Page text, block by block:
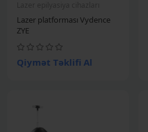
Lazer platforması Vydence
ZYE
Qiymət Təklifi Al